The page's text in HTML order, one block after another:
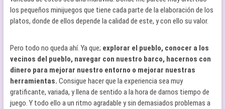
los pequeños minijuegos que tiene cada parte de la elaboración de los
platos, donde de ellos depende la calidad de este, y con ello su valor.
Pero todo no queda ahí. Ya que; explorar el pueblo, conocer a los
vecinos del pueblo, navegar con nuestro barco, hacernos con
dinero para mejorar nuestro entorno o mejorar nuestras
herramientas. Consigue hacer que la experiencia sea muy
gratificante, variada, y llena de sentido a la hora de darnos tiempo de
juego. Y todo ello a un ritmo agradable y sin demasiados problemas a